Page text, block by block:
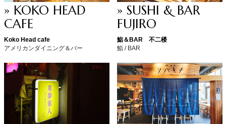
» KOKO HEAD
CAFE
Koko Head cafe
アメリカンダイニング＆バー
» SUSHI & BAR
FUJIRO
鮨＆BAR 不二楼
鮨 / BAR